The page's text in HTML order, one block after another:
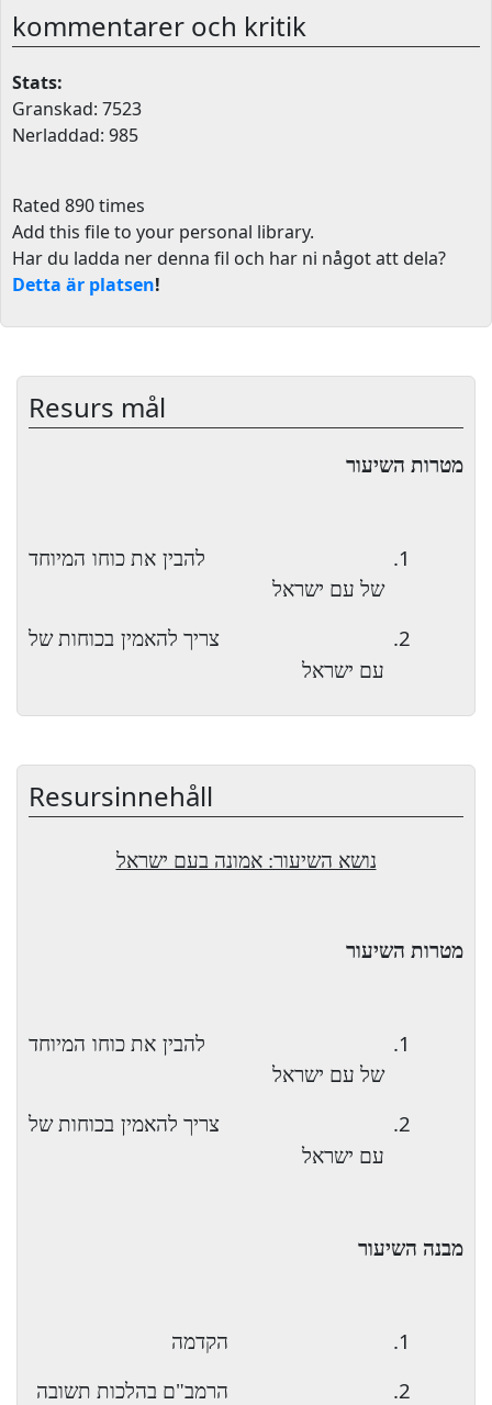
kommentarer och kritik
Stats:
Granskad: 7523
Nerladdad: 985
Rated 890 times
Add this file to your personal library.
Har du ladda ner denna fil och har ni något att dela?
Detta är platsen!
Resurs mål
מטרות השיעור
1.
להבין את כוחו המיוחד
של עם ישראל
2.
צריך להאמין בכוחות של
עם ישראל
Resursinnehåll
נושא השיעור: אמונה בעם ישראל
מטרות השיעור
1.
להבין את כוחו המיוחד
של עם ישראל
2.
צריך להאמין בכוחות של
עם ישראל
מבנה השיעור
1. הקדמה
2. הרמב"ם בהלכות תשובה